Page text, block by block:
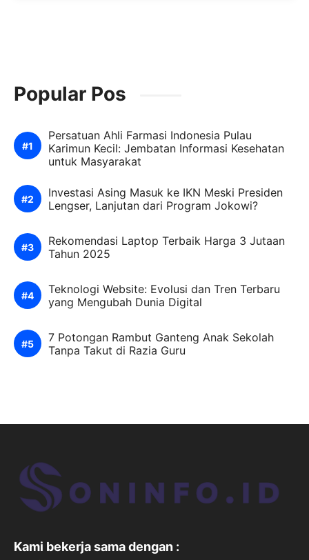
Popular Pos
Persatuan Ahli Farmasi Indonesia Pulau
Karimun Kecil: Jembatan Informasi Kesehatan
untuk Masyarakat
Investasi Asing Masuk ke IKN Meski Presiden
Lengser, Lanjutan dari Program Jokowi?
Rekomendasi Laptop Terbaik Harga 3 Jutaan
Tahun 2025
Teknologi Website: Evolusi dan Tren Terbaru
yang Mengubah Dunia Digital
7 Potongan Rambut Ganteng Anak Sekolah
Tanpa Takut di Razia Guru
Kami bekerja sama dengan :